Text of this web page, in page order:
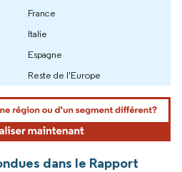
France
Italie
Espagne
Reste de l'Europe
dans le Rapport